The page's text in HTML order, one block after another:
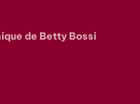
de Betty Bossi